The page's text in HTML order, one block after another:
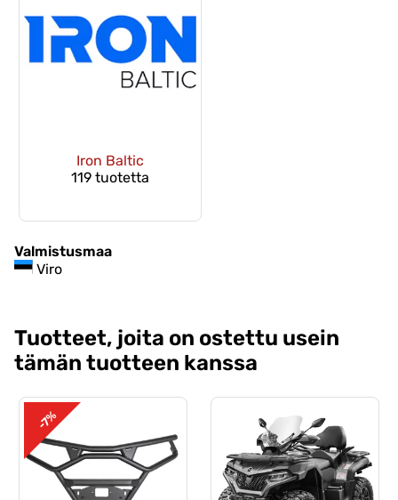
Iron Baltic
119 tuotetta
Valmistusmaa
Viro
Tuotteet, joita on ostettu usein
tämän tuotteen kanssa
-7%